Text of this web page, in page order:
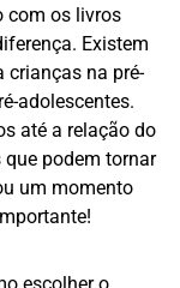
com os livros
Existem
crianças na pré-
adolescentes.
até a relação do
podem tornar
um momento